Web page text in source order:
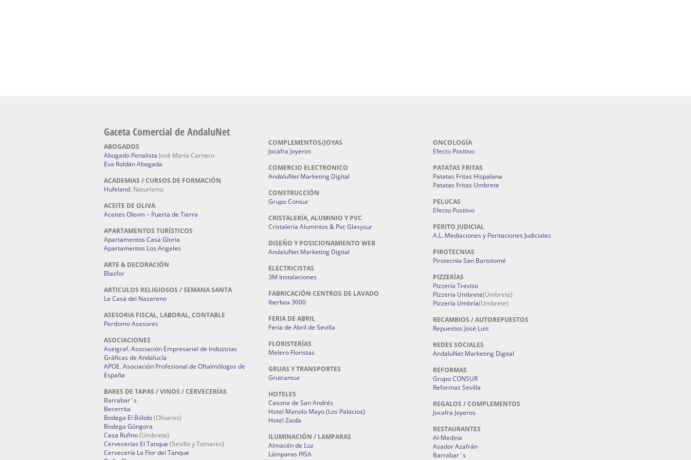
Gaceta Comercial de AndaluNet
ABOGADOS
Abogado Penalista José María Carnero
Eva Roldán Abogada
ACADEMIAS / CURSOS DE FORMACIÓN
Hufeland, Naturismo
ACEITE DE OLIVA
Aceites Olevm – Puerta de Tierra
APARTAMENTOS TURÍSTICOS
Apartamentos Casa Gloria
Apartamentos Los Angeles
ARTE & DECORACIÓN
Blasfor
ARTICULOS RELIGIOSOS / SEMANA SANTA
La Casa del Nazareno
ASESORIA FISCAL, LABORAL, CONTABLE
Perdomo Asesores
ASOCIACIONES
Aseigraf. Asociación Empresarial de Industrias
Gráficas de Andalucía
APOE. Asociación Profesional de Oftalmólogos de
España
BARES DE TAPAS / VINOS / CERVECERÍAS
Barrabar´s
Becerrita
Bodega El Bólido(Olivares)
Bodega Góngora
Casa Rufino(Umbrete)
Cervecerías El Tanque (Sevilla y Tomares)
Cervecería La Flor del Tanque
COMPLEMENTOS/JOYAS
Jocafra Joyeros
COMERCIO ELECTRONICO
AndaluNet Marketing Digital
CONSTRUCCIÓN
Grupo Consur
CRISTALERÍA, ALUMINIO Y PVC
Cristaleria Aluminios & Pvc Glasysur
DISEÑO Y POSICIONAMIENTO WEB
AndaluNet Marketing Digital
ELECTRICISTAS
3M Instalaciones
FABRICACIÓN CENTROS DE LAVADO
Iberbox 3000
FERIA DE ABRIL
Feria de Abril de Sevilla
FLORISTERÍAS
Melero Floristas
GRUAS Y TRANSPORTES
Grutransur
HOTELES
Casona de San Andrés
Hotel Manolo Mayo (Los Palacios)
Hotel Zaida
ILUMINACIÓN / LAMPARAS
Almacén de Luz
Lámparas PISA
ONCOLOGÍA
Efecto Positivo
PATATAS FRITAS
Patatas Fritas Hispalana
Patatas Fritas Umbrete
PELUCAS
Efecto Positivo
PERITO JUDICIAL
A.L. Mediaciones y Peritaciones Judiciales
PIROTECNIAS
Pirotecnia San Bartolomé
PIZZERÍAS
Pizzería Treviso
Pizzería Umbrete(Umbrete)
Pizzería Umbría(Umbrete)
RECAMBIOS / AUTOREPUESTOS
Repuestos José Luis
REDES SOCIALES
AndaluNet Marketing Digital
REFORMAS
Grupo CONSUR
Reformas Sevilla
REGALOS / COMPLEMENTOS
Jocafra Joyeros
RESTAURANTES
Al-Medina
Asador Azafrán
Barrabar´s